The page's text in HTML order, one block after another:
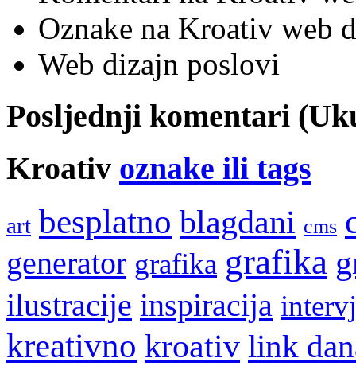
Oznake na Kroativ web
Web dizajn poslovi
Posljednji komentari
Kroativ oznake ili tags
art besplatno blagdani cms
generator grafika grafika
ilustracije inspiracija
kreativno kroativ link